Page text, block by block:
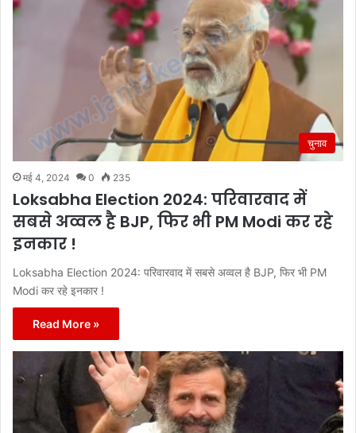
चुनाव
मई 4, 2024 0 235
Loksabha Election 2024: परिवारवाद में
सबसे अव्वल है BJP, फिर भी PM Modi कर रहे
इनकार !
Loksabha Election 2024: परिवारवाद में सबसे अव्वल है BJP, फिर भी PM
Modi कर रहे इनकार !
Read More »